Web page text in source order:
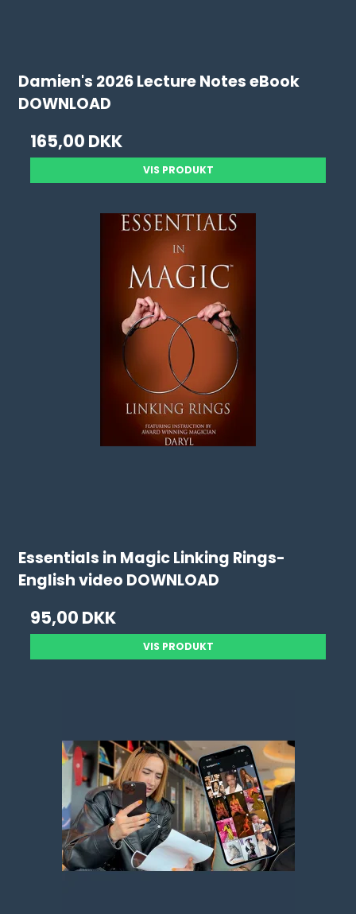
Damien's 2026 Lecture Notes eBook
DOWNLOAD
165,00 DKK
VIS PRODUKT
Essentials in Magic Linking Rings-
English video DOWNLOAD
95,00 DKK
VIS PRODUKT